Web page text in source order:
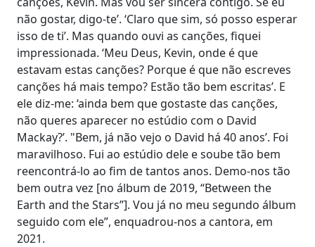
não gostar, digo-te’. ‘Claro que sim, só posso esperar
isso de ti’. Mas quando ouvi as canções, fiquei
impressionada. ‘Meu Deus, Kevin, onde é que
estavam estas canções? Porque é que não escreves
canções há mais tempo? Estão tão bem escritas’. E
ele diz-me: ‘ainda bem que gostaste das canções,
não queres aparecer no estúdio com o David
Mackay?’. "Bem, já não vejo o David há 40 anos’. Foi
maravilhoso. Fui ao estúdio dele e soube tão bem
reencontrá-lo ao fim de tantos anos. Demo-nos tão
bem outra vez [no álbum de 2019, “Between the
Earth and the Stars”]. Vou já no meu segundo álbum
seguido com ele”, enquadrou-nos a cantora, em
2021.